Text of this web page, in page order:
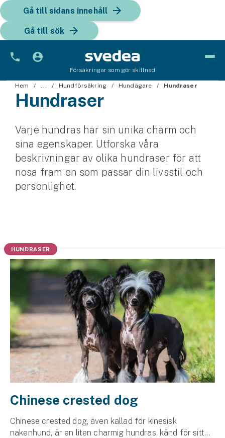
Gå till sidans innehåll
Gå till sök
Försäkringar som gör skillnad
Bil
Bilförsäkring för företag
Fordon
Snöskoterförsäkring
Husvagnsförsäkring
Motorcykel
Märkesförsäkringar
Båtförsäkring
Märkesförsäkringar
Vattenskoterförsäkring
Sportfiskarna
Djur
Hem ... Hundförsäkring Hundägare Hundraser
Hundraser
Varje hundras har sin unika charm och
sina egenskaper. Utforska våra
beskrivningar av olika hundraser för att
nosa fram en som passar din livsstil och
personlighet.
HUNDRASER
Chinese crested dog
Chinese crested dog, även kallad för kinesisk
nakenhund, är en liten charmig hundras, känd för sitt